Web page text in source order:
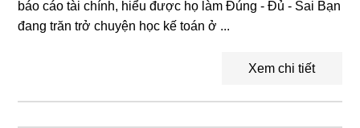
báo cáo tài chính, hiểu được họ làm Đúng - Đủ - Sai Bạn
đang trăn trở chuyện học kế toán ở ...
Xem chi tiết